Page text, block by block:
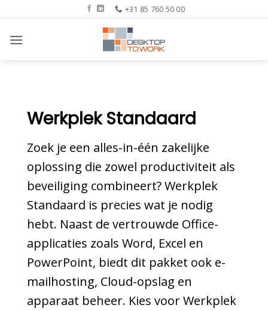
naar
inhoud
+31 85 760 50 00
Werkplek Standaard
Zoek je een alles-in-één zakelijke
oplossing die zowel productiviteit als
beveiliging combineert? Werkplek
Standaard is precies wat je nodig
hebt. Naast de vertrouwde Office-
applicaties zoals Word, Excel en
PowerPoint, biedt dit pakket ook e-
mailhosting, Cloud-opslag en
apparaat beheer. Kies voor Werkplek